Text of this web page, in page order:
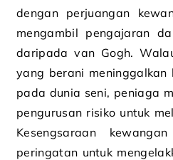
dengan perjuangan
mengambil pengajaran
daripada van Gogh.
yang berani meninggalkan
pada dunia seni, peniaga
pengurusan risiko untuk
Kesengsaraan
peringatan untuk